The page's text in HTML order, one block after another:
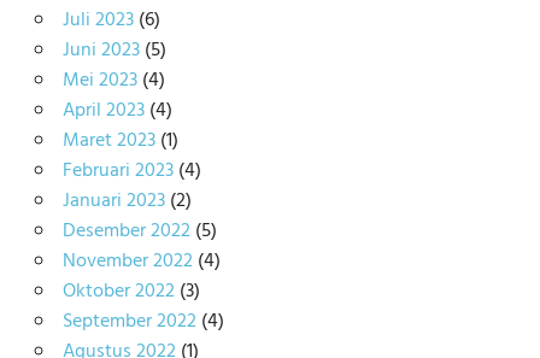
Juli 2023(6)
Juni 2023(5)
Mei 2023(4)
April 2023(4)
Maret 2023(1)
Februari 2023(4)
Januari 2023(2)
Desember 2022(5)
November 2022(4)
Oktober 2022(3)
September 2022(4)